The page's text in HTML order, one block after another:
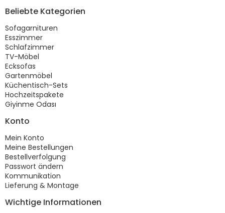
Beliebte Kategorien
Sofagarnituren
Esszimmer
Schlafzimmer
TV-Möbel
Ecksofas
Gartenmöbel
Küchentisch-Sets
Hochzeitspakete
Giyinme Odası
Konto
Mein Konto
Meine Bestellungen
Bestellverfolgung
Passwort ändern
Kommunikation
Lieferung & Montage
Wichtige Informationen